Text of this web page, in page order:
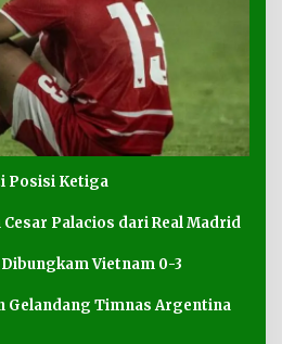
Posisi Ketiga
Palacios dari Real Madrid
Vietnam 0-3
Gelandang Timnas Argentina